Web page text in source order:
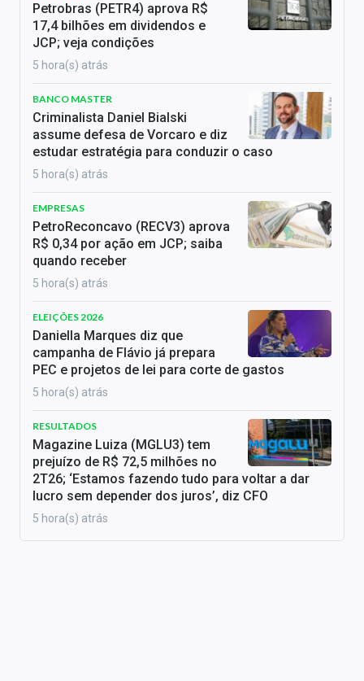
Petrobras (PETR4) aprova R$
17,4 bilhões em dividendos e
JCP; veja condições
5 hora(s) atrás
BANCO MASTER
Criminalista Daniel Bialski
assume defesa de Vorcaro e diz
estudar estratégia para conduzir o caso
5 hora(s) atrás
EMPRESAS
PetroReconcavo (RECV3) aprova
R$ 0,34 por ação em JCP; saiba
quando receber
5 hora(s) atrás
ELEIÇÕES 2026
Daniella Marques diz que
campanha de Flávio já prepara
PEC e projetos de lei para corte de gastos
5 hora(s) atrás
RESULTADOS
Magazine Luiza (MGLU3) tem
prejuízo de R$ 72,5 milhões no
2T26; ‘Estamos fazendo tudo para voltar a dar
lucro sem depender dos juros’, diz CFO
5 hora(s) atrás